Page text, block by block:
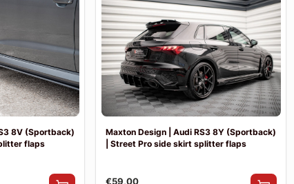
8V (Sportback)
flaps
Maxton Design | Audi RS3 8Y (Sportback)
| Street Pro side skirt splitter flaps
€59,00